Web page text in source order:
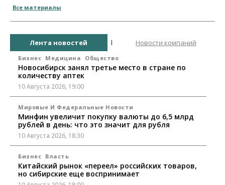
Все материалы
Лента новостей Новости компаний
Бизнес Медицина Общество
Новосибирск занял третье место в стране по
количеству аптек
10 Августа 2026, 19:00
Мировые И Федеральные Новости
Минфин увеличит покупку валюты до 6,5 млрд
рублей в день: что это значит для рубля
10 Августа 2026, 18:30
Бизнес Власть
Китайский рынок «переел» российских товаров,
но сибирские еще воспринимает